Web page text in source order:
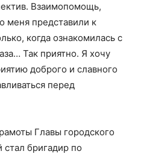
Взаимопомощь,
меня представили к
когда ознакомилась с
Так приятно. Я хочу
доброго и славного
перед
Главы городского
бригадир по